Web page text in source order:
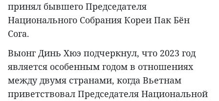
принял бывшего Председателя
Национального Собрания Кореи Пак Бён
Сога.
Выонг Динь Хюэ подчеркнул, что 2023 год
является особенным годом в отношениях
между двумя странами, когда Вьетнам
приветствовал Председателя Национальной